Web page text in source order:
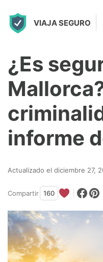
VIAJA SEGURO
¿Es
informe
Actualizado el diciembre 27,
Compartir 160